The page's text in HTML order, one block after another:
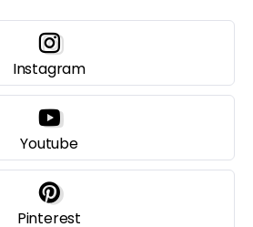
Instagram
Youtube
Pinterest